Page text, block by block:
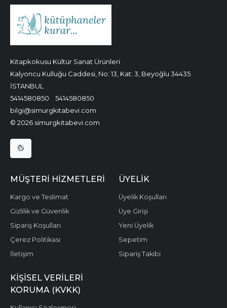
Kitapkokusu Kültür Sanat Ürünleri
Kalyoncu Kulluğu Caddesi, No: 13, Kat: 3, Beyoğlu 34435
İSTANBUL
5414580850
5414580850
bilgi@simurgkitabevi.com
© 2026 simurgkitabevi.com
MÜŞTERI HIZMETLERI
Kargo ve Teslimat
Gizlilik ve Güvenlik
Sipariş Koşulları
Çerez Politikası
İletişim
ÜYELIK
Üyelik Koşulları
Üye Girişi
Yeni Üyelik
Sepetim
Sipariş Takibi
KIŞISEL VERILERI
KORUMA (KVKK)